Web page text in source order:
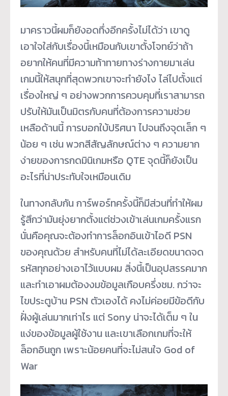
มาคราวนี้ผมก็ยังอดทึ่งอีกครั้งไม่ได้ว่า เขาดู
เอาใจใส่กับเรื่องนี้เหมือนกับเขาตั้งโจทย์ว่าถ้า
อยากให้คนที่มีความท้าทายทางร่างกายมาเล่น
เกมนี้ให้สนุกที่สุดพวกเขาจะทำยังไง ไล่ไปตั้งแต่
เรื่องใหญ่ ๆ อย่างพวกการควบคุมที่เราสามารถ
ปรับให้มันเป็นมิตรกับคนที่ต้องการความช่วย
เหลือด้านนี้ การบอกใบ้ปริศนา ไปจนถึงจุดเล็ก ๆ
น้อย ๆ เช่น พวกสีสัญลักษณ์ต่าง ๆ ความยาก
ง่ายของการกดมินิเกมหรือ QTE จุดนี้ก็ยังเป็น
อะไรที่น่าประทับใจเหมือนเดิม
ในทางกลับกัน การ์พอร์ทครั้งนี้ก็มีส่วนที่ทำให้ผม
รู้สึกว่ามันยุ่งยากตั้งแต่ช่วงเข้าเล่นเกมครั้งแรก
นั่นคือคุณจะต้องทำการล็อกอินเข้าไอดี PSN
ของคุณด้วย สำหรับคนที่ไม่ได้ละเอียดขนาดจด
รหัสทุกอย่างเอาไว้แบบผม สิ่งนี้เป็นอุปสรรคมาก
และทำเอาผมต้องงมข้อมูลเกือบครึ่งชม. กว่าจะ
ไขประตูบ้าน PSN ตัวเองได้ คงไม่ค่อยมีข้อดีกับ
ฝั่งผู้เล่นมากเท่าไร แต่ Sony น่าจะได้เต็ม ๆ ใน
แง่ของข้อมูลผู้ใช้งาน และเขาเลือกเกมที่จะให้
ล็อกอินถูก เพราะน้อยคนที่จะไม่สนใจ God of
War